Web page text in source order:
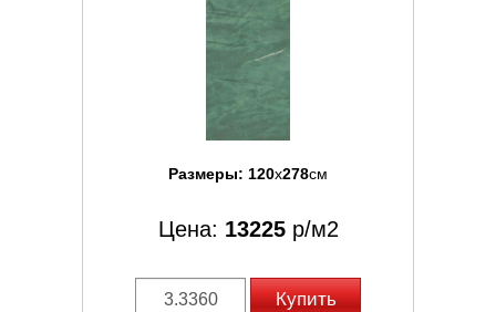
Размеры: 120x278см
Цена: 13225р/м2
Купить